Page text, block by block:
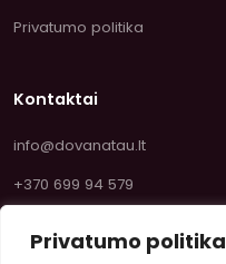
Privatumo politika
Privatumo politika
Kontaktai
info@dovanatau.lt
+370 699 94 579